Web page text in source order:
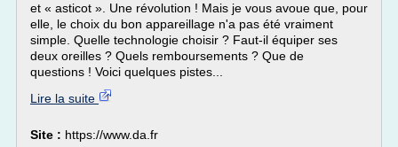
et « asticot ». Une révolution ! Mais je vous avoue que, pour
elle, le choix du bon appareillage n'a pas été vraiment
simple. Quelle technologie choisir ? Faut-il équiper ses
deux oreilles ? Quels remboursements ? Que de
questions ! Voici quelques pistes...
Lire la suite
Site : https://www.da.fr